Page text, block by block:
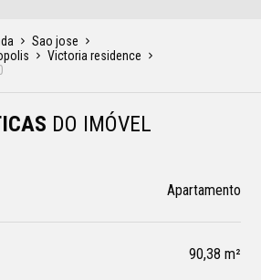
Sao jose
Victoria residence
DO IMÓVEL
Apartamento
90,38 m²